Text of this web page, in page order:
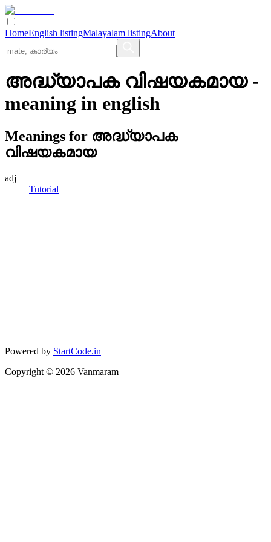
HomeEnglish listingMalayalam listingAbout
അദ്ധ്യാപക വിഷയകമായ-
meaning in english
Meanings for അദ്ധ്യാപക
വിഷയകമായ
adj
Tutorial
Powered by StartCode.in
Copyright © 2026 Vanmaram